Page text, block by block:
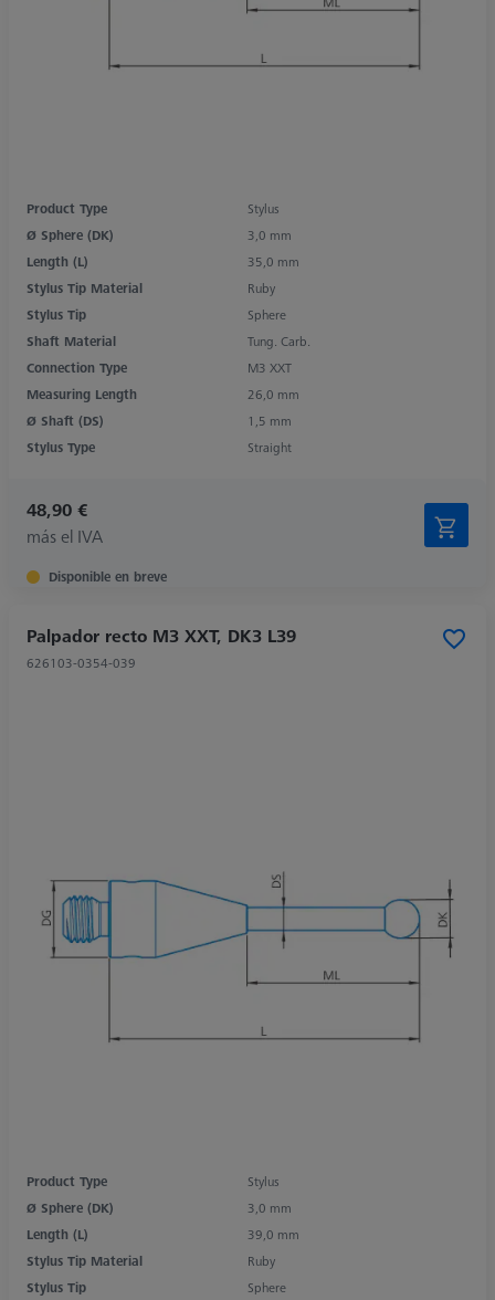
Product Type
Stylus
Ø Sphere (DK)
3,0 mm
Length (L)
35,0 mm
Stylus Tip Material
Ruby
Stylus Tip
Sphere
Shaft Material
Tung. Carb.
Connection Type
M3 XXT
Measuring Length
26,0 mm
Ø Shaft (DS)
1,5 mm
Stylus Type
Straight
48,90 €
más el IVA
Disponible en breve
Palpador recto M3 XXT, DK3 L39
626103-0354-039
Product Type
Stylus
Ø Sphere (DK)
3,0 mm
Length (L)
39,0 mm
Stylus Tip Material
Ruby
Stylus Tip
Sphere